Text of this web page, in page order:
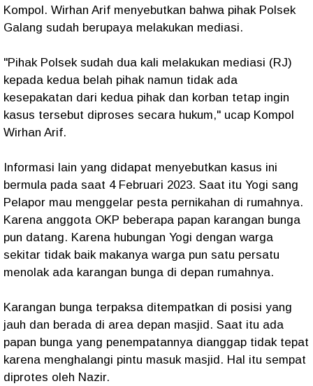
Kompol. Wirhan Arif menyebutkan bahwa pihak Polsek
Galang sudah berupaya melakukan mediasi.
"Pihak Polsek sudah dua kali melakukan mediasi (RJ)
kepada kedua belah pihak namun tidak ada
kesepakatan dari kedua pihak dan korban tetap ingin
kasus tersebut diproses secara hukum," ucap Kompol
Wirhan Arif.
Informasi lain yang didapat menyebutkan kasus ini
bermula pada saat 4 Februari 2023. Saat itu Yogi sang
Pelapor mau menggelar pesta pernikahan di rumahnya.
Karena anggota OKP beberapa papan karangan bunga
pun datang. Karena hubungan Yogi dengan warga
sekitar tidak baik makanya warga pun satu persatu
menolak ada karangan bunga di depan rumahnya.
Karangan bunga terpaksa ditempatkan di posisi yang
jauh dan berada di area depan masjid. Saat itu ada
papan bunga yang penempatannya dianggap tidak tepat
karena menghalangi pintu masuk masjid. Hal itu sempat
diprotes oleh Nazir.